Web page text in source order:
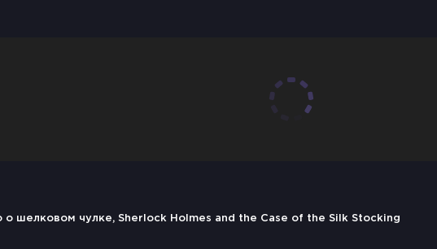
шелковом чулке, Sherlock Holmes and the Case of the Silk Stocking